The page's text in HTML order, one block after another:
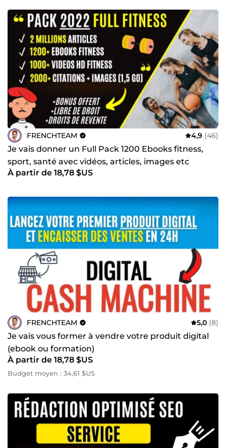
en ligne. Réactifs, disponibles, à l’écoute et impliqués,
nous avons à cœur de vous proposer un service sérieux,
humain et efficace. Notre priorité : vous aider à réussir, à
gagner en visibilité et à faire évoluer votre projet
durablement. Vous cherchez une équipe polyvalente,
dynamique et compétente pour développer votre activité
en ligne ? Contactez La French Team dès maintenant. À
très bientôt, La French Team
FRENCHTEAM 4,9 (46)
Je vais donner un Full Pack 1200 Ebooks fitness,
sport, santé avec vidéos, articles, images etc
À partir de 18,78 $US
FRENCHTEAM 5,0 (8)
Je vais vous former à vendre votre produit digital
(ebook ou formation)
À partir de 18,78 $US
Budget moyen : 34,61 $US